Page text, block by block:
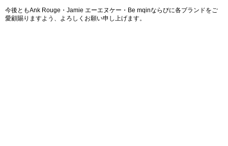
今後ともAnk Rouge・Jamie エーエヌケー・Be mqinならびに各ブランドをご
愛顧賜りますよう、よろしくお願い申し上げます。